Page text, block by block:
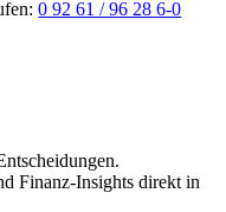
0 92 61 / 96 28 6-0
Finanz-Insights direkt in